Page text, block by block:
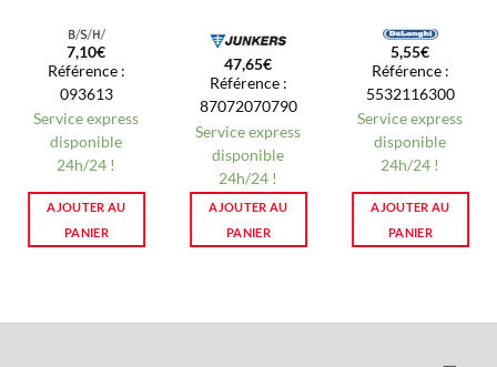
7,10€
Référence :
093613
Service express
disponible
24h/24 !
AJOUTER AU
PANIER
47,65€
Référence :
87072070790
Service express
disponible
24h/24 !
AJOUTER AU
PANIER
5,55€
Référence :
5532116300
Service express
disponible
24h/24 !
AJOUTER AU
PANIER